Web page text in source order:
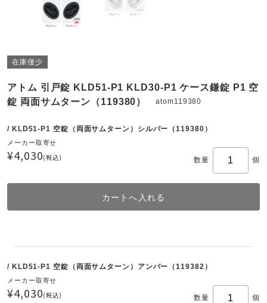
在庫僅少
アトム 引戸錠 KLD51-P1 KLD30-P1 ケース鎌錠 P1 空
錠 両面サムターン（119380）
atom119380
/ KLD51-P1 空錠（両面サムターン）シルバー（119380）
メーカー取寄せ
¥4,030(税込) 数量 個
/ KLD51-P1 空錠（両面サムターン）アンバー（119382）
メーカー取寄せ
¥4,030(税込) 数量 個